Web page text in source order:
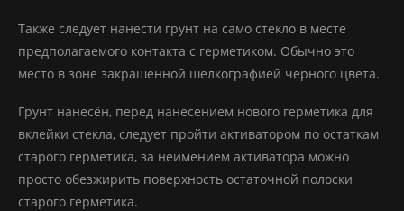
Также следует нанести грунт на само стекло в месте
предполагаемого контакта с герметиком. Обычно это
место в зоне закрашенной шелкографией черного цвета.
Грунт нанесён, перед нанесением нового герметика для
вклейки стекла, следует пройти активатором по остаткам
старого герметика, за неимением активатора можно
просто обезжирить поверхность остаточной полоски
старого герметика.